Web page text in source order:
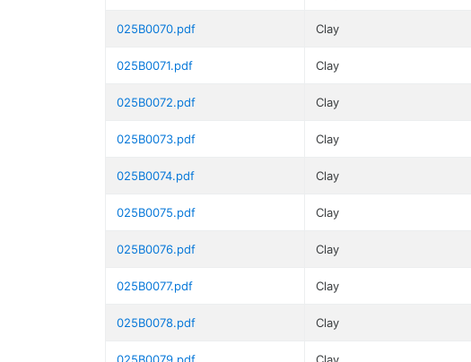
025B0070.pdf Clay
025B0071.pdf Clay
025B0072.pdf Clay
025B0073.pdf Clay
025B0074.pdf Clay
025B0075.pdf Clay
025B0076.pdf Clay
025B0077.pdf Clay
025B0078.pdf Clay
025B0079.pdf Clay